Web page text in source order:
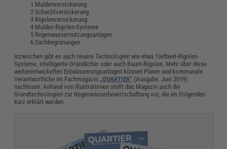
Muldenversickerung
Schachtversickerung
Rigolenversickerung
Mulden-Rigolen-Systeme
Regenwassernutzungsanlagen
Dachbegrünungen
Inzwischen gibt es auch neuere Technologien wie etwa Tiefbeet-Rigolen-
Systeme, intelligente Gründächer oder auch Baum-Rigolen. Mehr über diese
weiterentwickelten Entwässerungsanlagen können Planer und kommunale
Verantwortliche im Fachmagazin „QUARTIER“ (Ausgabe: Juni 2019)
nachlesen. Anhand von Illustrationen stellt das Magazin auch die
Grundtechnologien zur Regenwasserbewirtschaftung vor, die im Folgenden
kurz erklärt werden.